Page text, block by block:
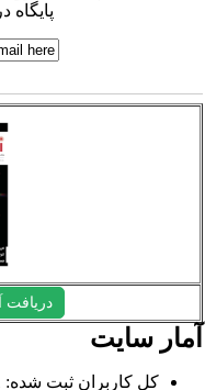
پایگاه
دریافت
سایت
کل کاربران ثبت شده: 2011 کاربر